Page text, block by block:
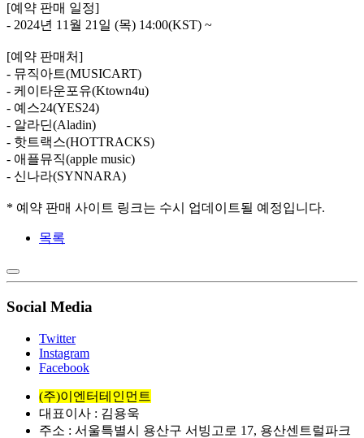
[예약 판매 일정]
- 2024년 11월 21일 (목) 14:00(KST) ~
[예약 판매처]
- 뮤직아트(MUSICART)
- 케이타운포유(Ktown4u)
- 예스24(YES24)
- 알라딘(Aladin)
- 핫트랙스(HOTTRACKS)
- 애플뮤직(apple music)
- 신나라(SYNNARA)
* 예약 판매 사이트 링크는 수시 업데이트될 예정입니다.
목록
Social Media
Twitter
Instagram
Facebook
(주)이엔터테인먼트
대표이사 : 김용욱
주소 : 서울특별시 용산구 서빙고로 17, 용산센트럴파크